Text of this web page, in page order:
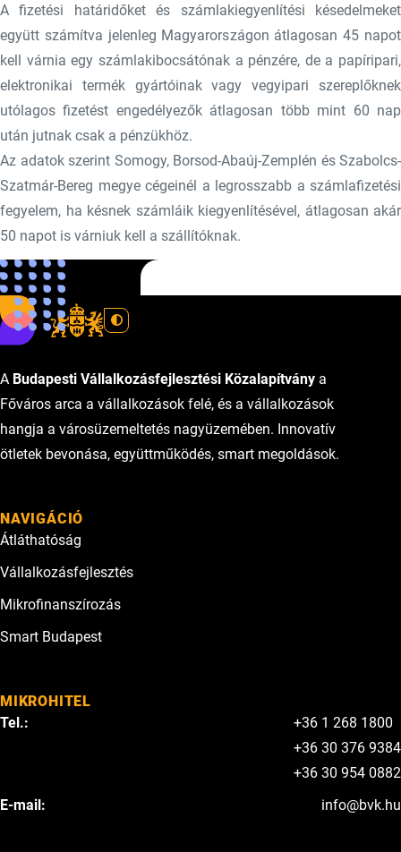
A fizetési határidőket és számlakiegyenlítési késedelmeket
együtt számítva jelenleg Magyarországon átlagosan 45 napot
kell várnia egy számlakibocsátónak a pénzére, de a papíripari,
elektronikai termék gyártóinak vagy vegyipari szereplőknek
utólagos fizetést engedélyezők átlagosan több mint 60 nap
után jutnak csak a pénzükhöz.
Az adatok szerint Somogy, Borsod-Abaúj-Zemplén és Szabolcs-
Szatmár-Bereg megye cégeinél a legrosszabb a számlafizetési
fegyelem, ha késnek számláik kiegyenlítésével, átlagosan akár
50 napot is várniuk kell a szállítóknak.
Forrás: MTI
A Budapesti Vállalkozásfejlesztési Közalapítvány a
Főváros arca a vállalkozások felé, és a vállalkozások
hangja a városüzemeltetés nagyüzemében. Innovatív
ötletek bevonása, együttműködés, smart megoldások.
NAVIGÁCIÓ
Átláthatóság
Vállalkozásfejlesztés
Mikrofinanszírozás
Smart Budapest
MIKROHITEL
Tel.:
+36 1 268 1800
+36 30 376 9384
+36 30 954 0882
E-mail:
info@bvk.hu